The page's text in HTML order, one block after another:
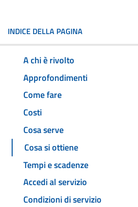
INDICE DELLA PAGINA
A chi è rivolto
Approfondimenti
Come fare
Costi
Cosa serve
Cosa si ottiene
Tempi e scadenze
Accedi al servizio
Condizioni di servizio